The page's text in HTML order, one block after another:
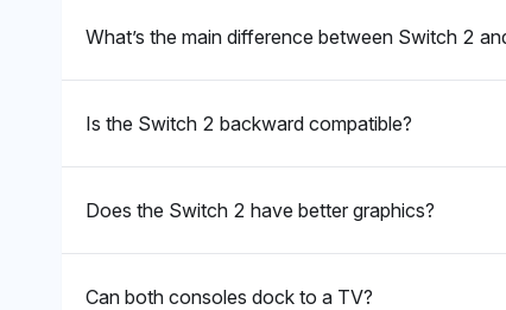
What’s the main difference between Switch 2
Is the Switch 2 backward compatible?
Does the Switch 2 have better graphics?
Can both consoles dock to a TV?